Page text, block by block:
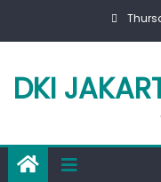
DKI